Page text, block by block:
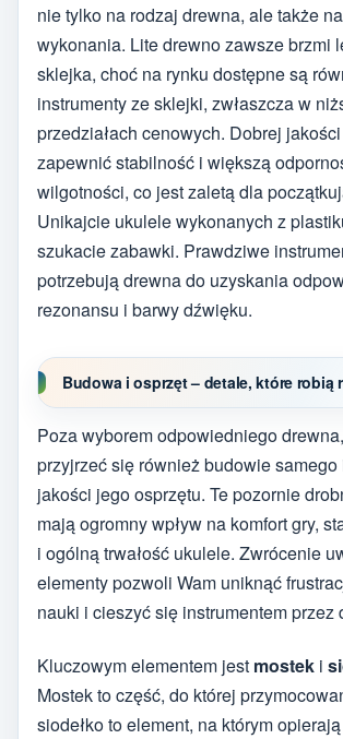
nie tylko na rodzaj drewna, ale także
wykonania. Lite drewno zawsze brzmi
sklejka, choć na rynku dostępne są
instrumenty ze sklejki, zwłaszcza w
przedziałach cenowych. Dobrej
zapewnić stabilność i większą
wilgotności, co jest zaletą dla
Unikajcie ukulele wykonanych z
szukacie zabawki. Prawdziwe
potrzebują drewna do uzyskania
rezonansu i barwy dźwięku.
Budowa i osprzęt – detale, które robią
Poza wyborem odpowiedniego
przyjrzeć się również budowie samego
jakości jego osprzętu. Te pozornie
mają ogromny wpływ na komfort gry,
i ogólną trwałość ukulele. Zwrócenie
elementy pozwoli Wam uniknąć
nauki i cieszyć się instrumentem przez
Kluczowym elementem jest mostek i
Mostek to część, do której
siodełko to element, na którym